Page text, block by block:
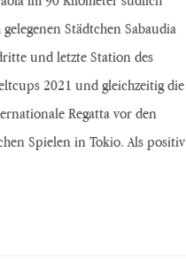
Städtchen Sabaudia
und letzte Station des
2021 und gleichzeitig die
Regatta vor den
Spielen in Tokio. Als positiv